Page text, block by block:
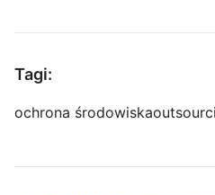
Tagi:
ochrona środowiska